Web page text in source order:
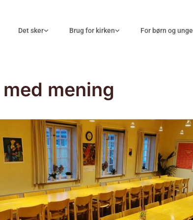
Det sker Brug for kirken For børn og unge
mening